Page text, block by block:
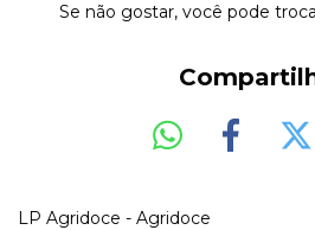
Se não gostar, você pode
LP Agridoce - Agridoce